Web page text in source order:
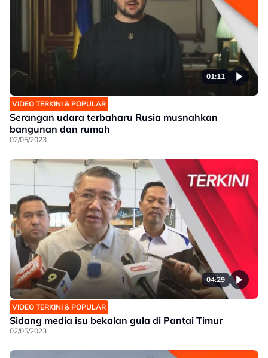
01:11
VIDEO TERKINI & POPULAR
Serangan udara terbaharu Rusia musnahkan
bangunan dan rumah
02/05/2023
04:29
VIDEO TERKINI & POPULAR
Sidang media isu bekalan gula di Pantai Timur
02/05/2023